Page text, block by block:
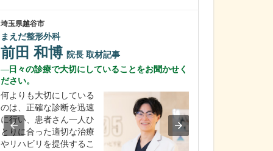
埼玉県越谷市
まえだ整形外科
前田 和博 院長 取材記事
日々の診療で大切にしていることをお聞かせく
ださい。
何よりも大切にしている
のは、正確な診断を迅速
に行い、患者さん一人ひ
とりに合った適切な治療
やリハビリを提供するこ